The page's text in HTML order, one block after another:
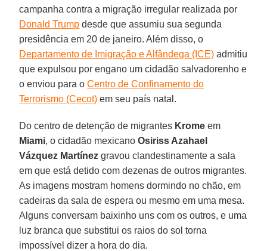
campanha contra a migração irregular realizada por
Donald Trump desde que assumiu sua segunda
presidência em 20 de janeiro. Além disso, o
Departamento de Imigração e Alfândega (ICE) admitiu
que expulsou por engano um cidadão salvadorenho e
o enviou para oCentro de Confinamento do
Terrorismo (Cecot) em seu país natal.
Do centro de detenção de migrantes Krome em
Miami, o cidadão mexicanoOsiriss Azahael
Vázquez Martínez gravou clandestinamente a sala
em que está detido com dezenas de outros migrantes.
As imagens mostram homens dormindo no chão, em
cadeiras da sala de espera ou mesmo em uma mesa.
Alguns conversam baixinho uns com os outros, e uma
luz branca que substitui os raios do sol torna
impossível dizer a hora do dia.